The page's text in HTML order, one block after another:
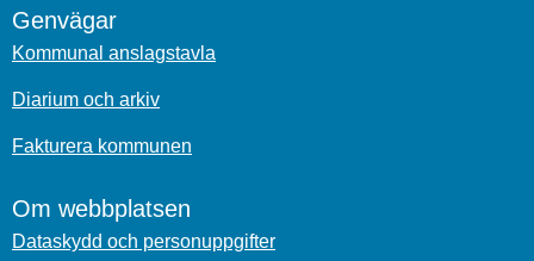
Genvägar
Kommunal anslagstavla
Diarium och arkiv
Fakturera kommunen
Om webbplatsen
Dataskydd och personuppgifter